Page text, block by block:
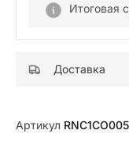
Итоговая
Доставка
Артикул RNC1CO005